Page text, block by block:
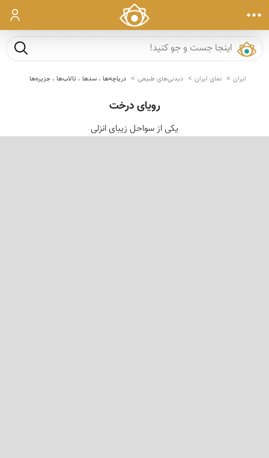
ورود
جست و
ایران نمای ایران دیدنی‌های طبیعی دریاچه‌ها ، سدها ، تالاب‌ها ، جزیره‌ها
رویای درخت
یكی از سواحل زیبای انزلی